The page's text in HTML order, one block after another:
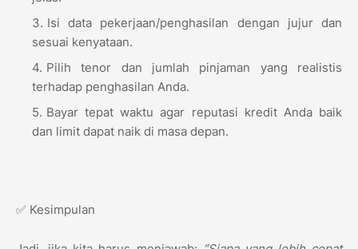
Isi data pekerjaan/penghasilan dengan jujur dan
sesuai kenyataan.
Pilih tenor dan jumlah pinjaman yang realistis
terhadap penghasilan Anda.
Bayar tepat waktu agar reputasi kredit Anda baik
dan limit dapat naik di masa depan.
✅ Kesimpulan